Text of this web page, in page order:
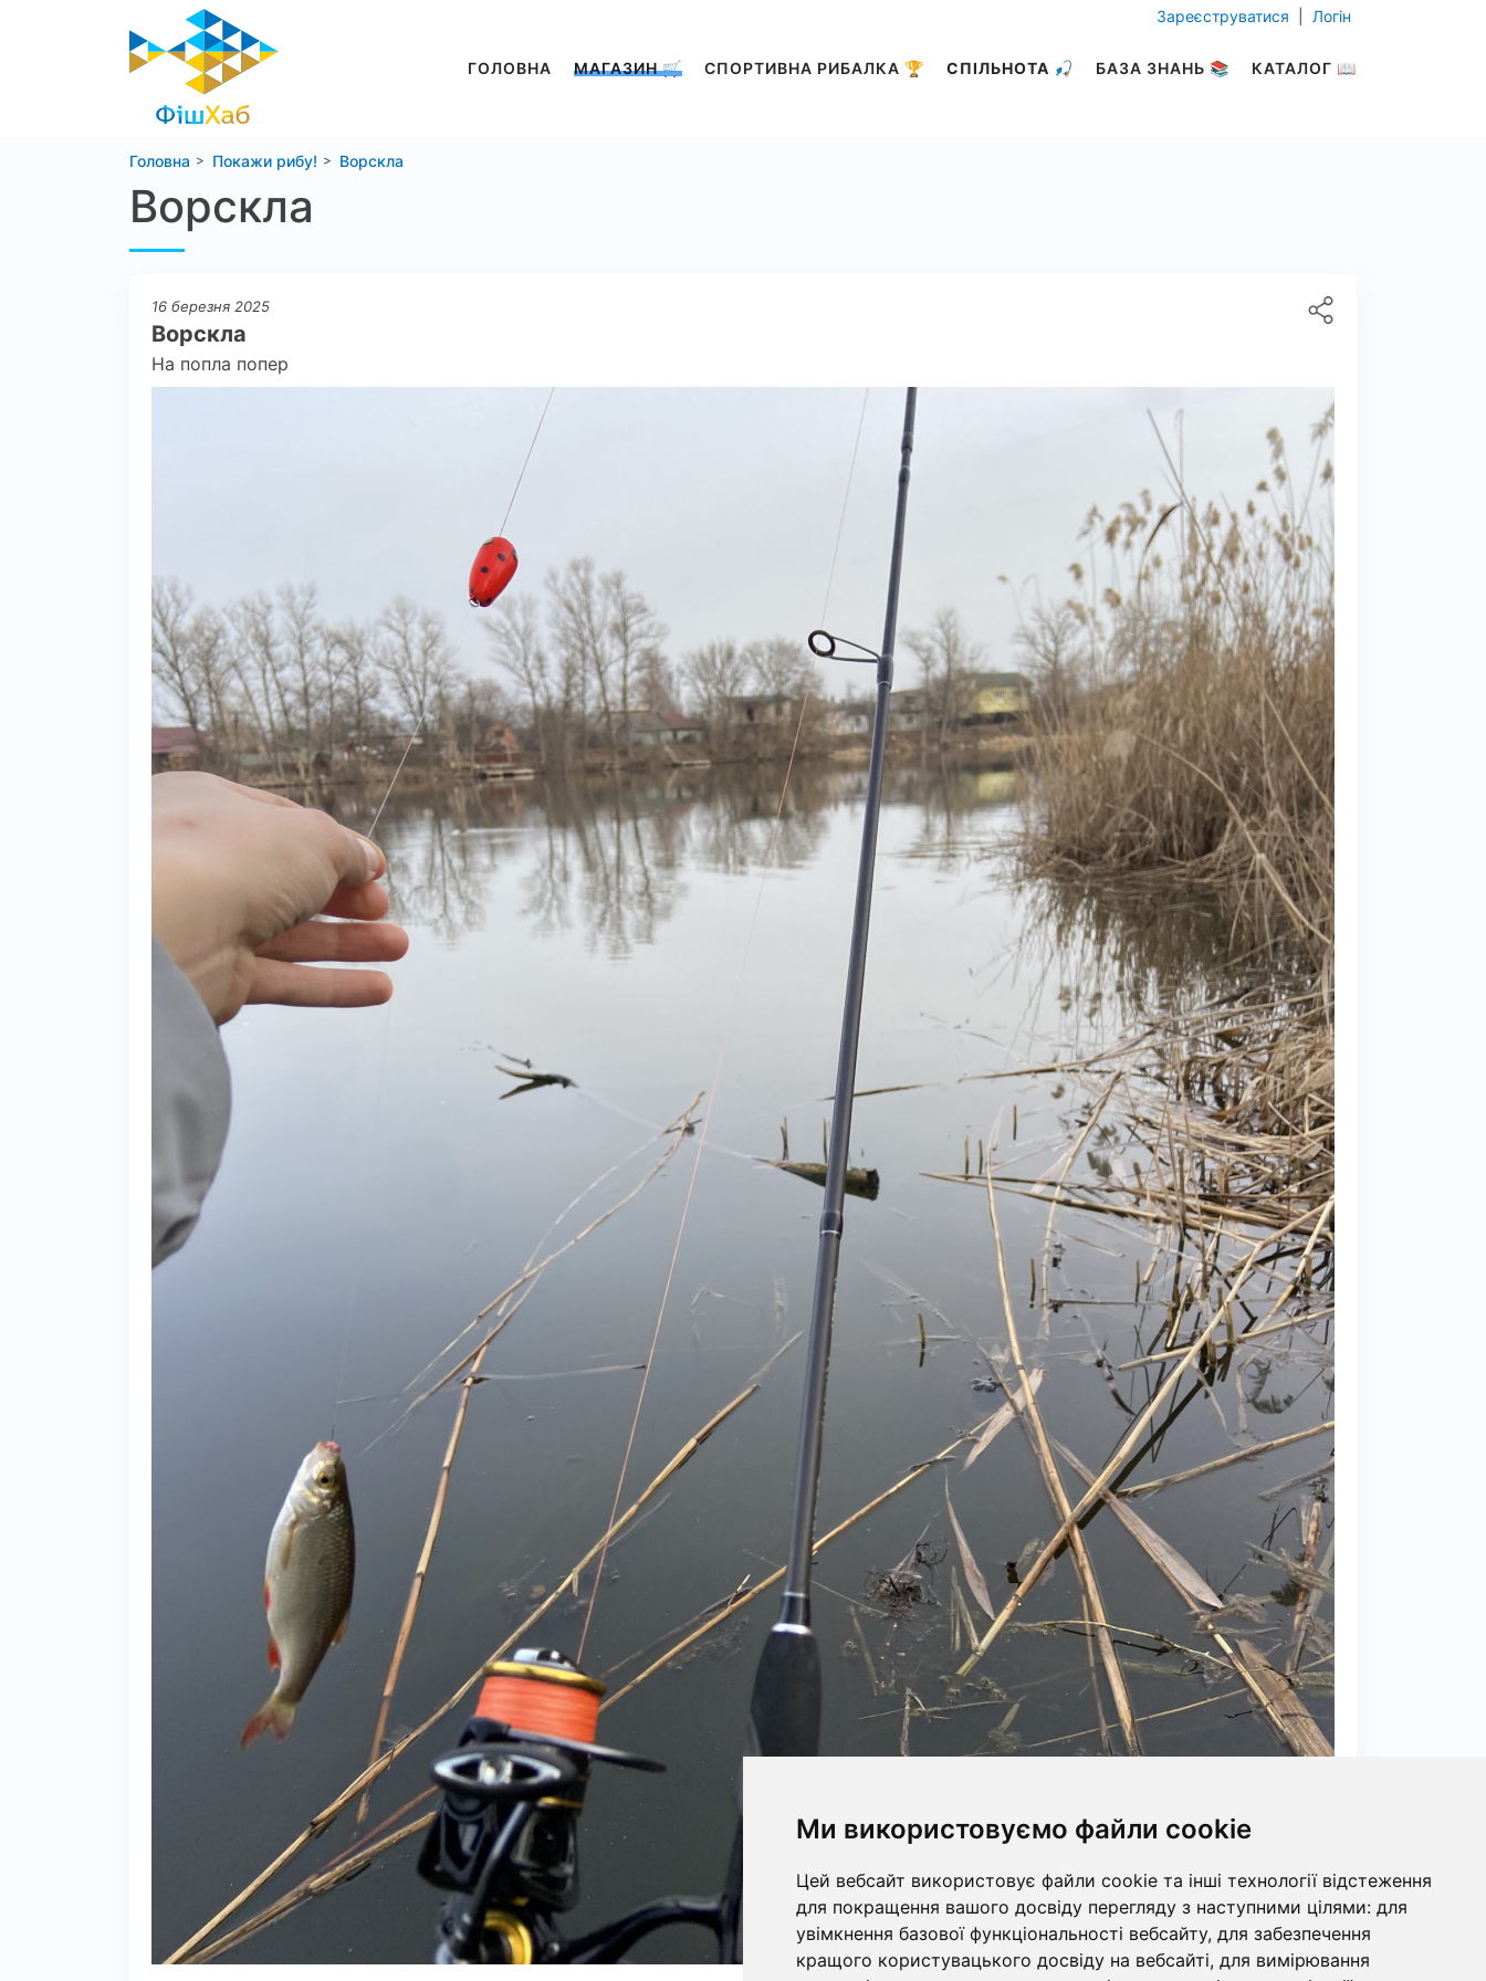
Ми використовуємо файли cookie
Цей вебсайт використовує файли cookie та інші технології відстеження
для покращення вашого досвіду перегляду з наступними цілями: для
увімкнення базової функціональності вебсайту, для забезпечення
кращого користувацького досвіду на вебсайті, для вимірювання
ГОЛОВНА МАГАЗИН 🛒 СПОРТИВНА РИБАЛКА 🏆 СПІЛЬНОТА 🎣 БАЗА ЗНАНЬ 📚 КАТАЛОГ 📖
Зареєструватися Логін
Головна Покажи рибу! Ворскла
Ворскла
16 березня 2025
Ворскла
На попла попер